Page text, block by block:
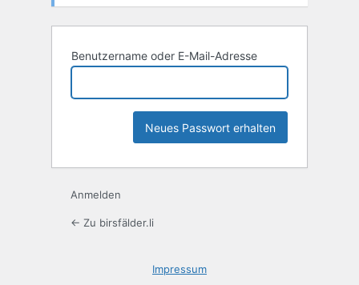
Benutzername oder E-Mail-Adresse
Anmelden
← Zu birsfälder.li
Impres­sum